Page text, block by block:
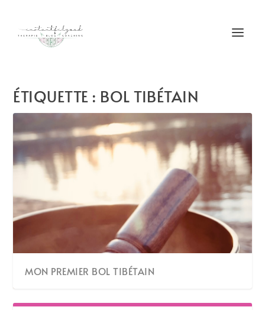
ÉTIQUETTE : BOL TIBÉTAIN
MON PREMIER BOL TIBÉTAIN